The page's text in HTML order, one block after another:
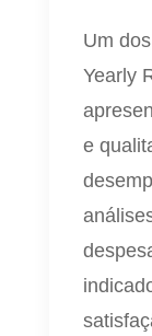
Um
Yearly
e